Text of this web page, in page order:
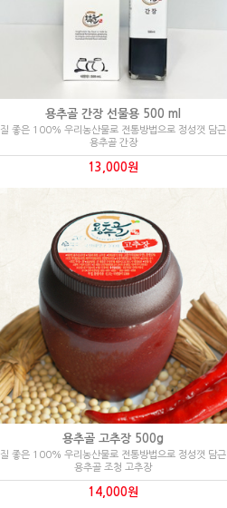
용추골 간장 선물용 500 ml
질 좋은 100% 우리농산물로 전통방법으로 정성껏 담근
용추골 간장
13,000원
용추골 고추장 500g
질 좋은 100% 우리농산물로 전통방법으로 정성껏 담근
용추골 조청 고추장
14,000원